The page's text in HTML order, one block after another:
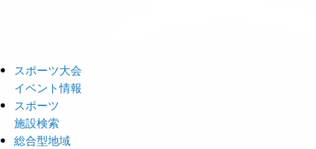
スポーツ大会
イベント情報
スポーツ
施設検索
総合型地域